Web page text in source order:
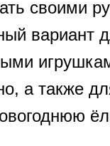
своими
вариант
а также